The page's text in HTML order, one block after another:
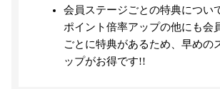
会員ステージごとの特典につい
ポイント倍率アップの他にも会
ごとに特典があるため、早めの
ップがお得です!!